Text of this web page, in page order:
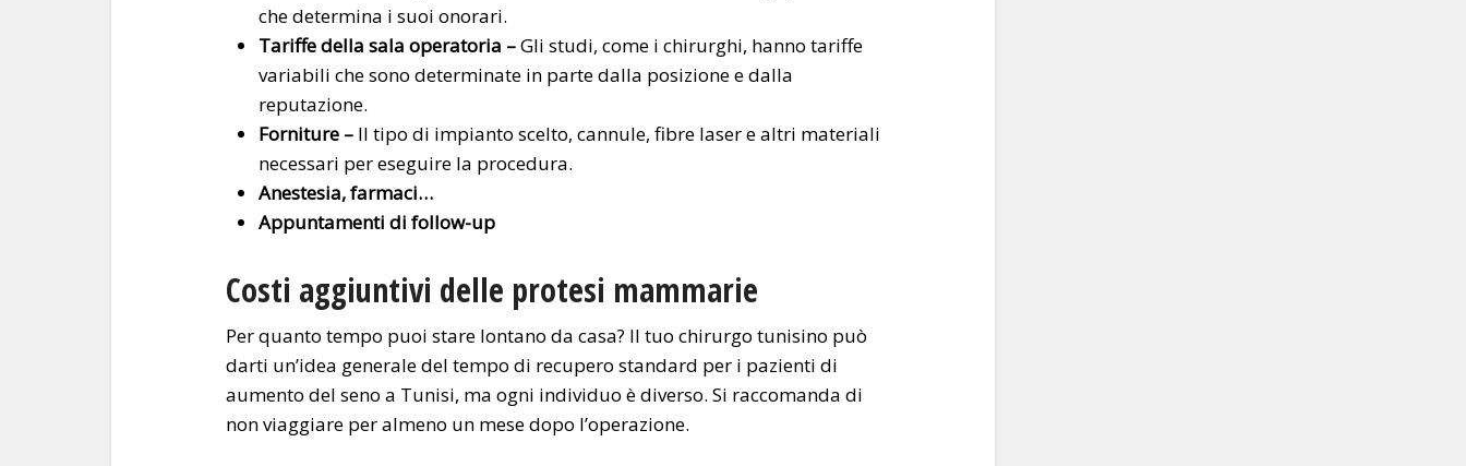
che determina i suoi onorari.
Tariffe della sala operatoria –Gli studi, come i chirurghi, hanno tariffe
variabili che sono determinate in parte dalla posizione e dalla
reputazione.
Forniture – Il tipo di impianto scelto, cannule, fibre laser e altri materiali
necessari per eseguire la procedura.
Anestesia, farmaci…
Appuntamenti di follow-up
Costi aggiuntivi delle protesi mammarie
Per quanto tempo puoi stare lontano da casa? Il tuo chirurgo tunisino può
darti un’idea generale del tempo di recupero standard per i pazienti di
aumento del seno a Tunisi, ma ogni individuo è diverso. Si raccomanda di
non viaggiare per almeno un mese dopo l’operazione.